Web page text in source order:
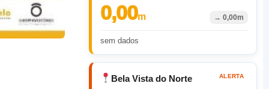
0,00m → 0,00m
sem dados
Bela Vista do Norte ALERTA